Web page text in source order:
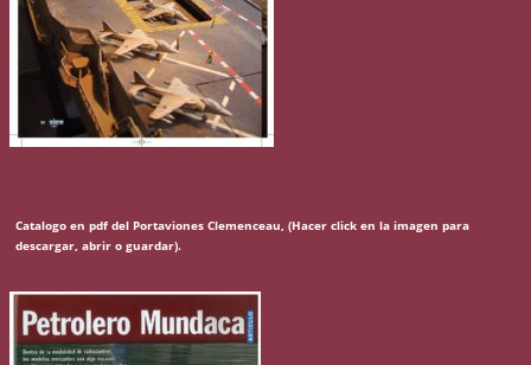
Catalogo en pdf del Portaviones Clemenceau, (Hacer click en la imagen para
descargar, abrir o guardar).